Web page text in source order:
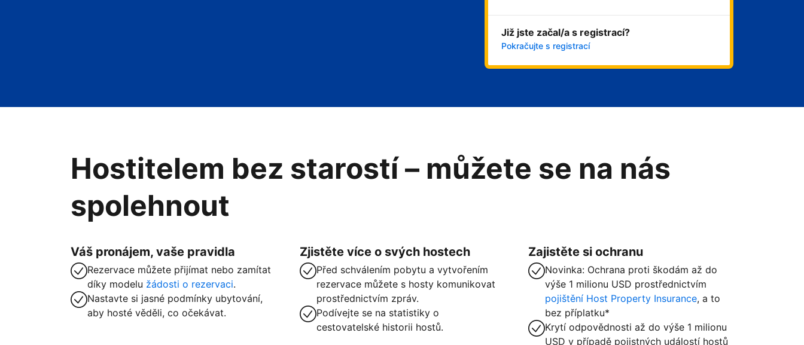
Již jste začal/a s registrací?
Pokračujte s registrací
Hostitelem bez starostí – můžete se na nás
spolehnout
Váš pronájem, vaše pravidla
Rezervace můžete přijímat nebo zamítat
díky modelu žádosti o rezervaci.
Nastavte si jasné podmínky ubytování,
aby hosté věděli, co očekávat.
Zjistěte více o svých hostech
Před schválením pobytu a vytvořením
rezervace můžete s hosty komunikovat
prostřednictvím zpráv.
Podívejte se na statistiky o
cestovatelské historii hostů.
Zajistěte si ochranu
Novinka: Ochrana proti škodám až do
výše 1 milionu USD prostřednictvím
pojištění Host Property Insurance, a to
bez příplatku*
Krytí odpovědnosti až do výše 1 milionu
USD v případě pojistných událostí hostů